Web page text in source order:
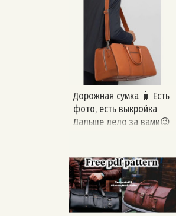
Дорожная сумка 🧳 Есть
фото, есть выкройка
Дальше дело за вами😉